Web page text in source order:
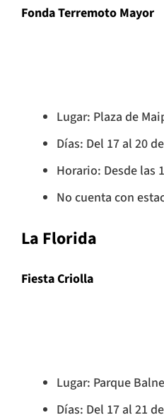
Fonda Terremoto Mayor
Lugar: Plaza de
Días: Del 17 al 20
Horario: Desde las
No cuenta con
La Florida
Fiesta Criolla
Lugar: Parque
Días: Del 17 al 21